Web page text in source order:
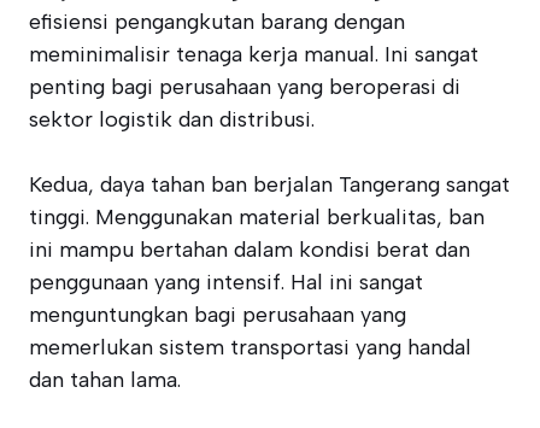
efisiensi pengangkutan barang dengan
meminimalisir tenaga kerja manual. Ini sangat
penting bagi perusahaan yang beroperasi di
sektor logistik dan distribusi.
Kedua, daya tahan ban berjalan Tangerang sangat
tinggi. Menggunakan material berkualitas, ban
ini mampu bertahan dalam kondisi berat dan
penggunaan yang intensif. Hal ini sangat
menguntungkan bagi perusahaan yang
memerlukan sistem transportasi yang handal
dan tahan lama.